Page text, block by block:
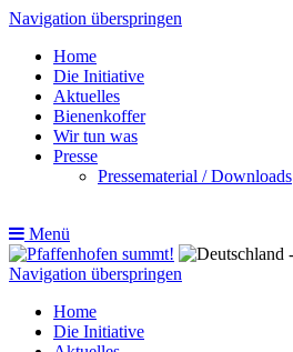
Navigation überspringen
Home
Die Initiative
Aktuelles
Bienenkoffer
Wir tun was
Presse
Pressematerial / Downloads
Menü
Navigation überspringen
Home
Die Initiative